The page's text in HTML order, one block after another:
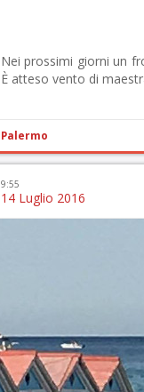
Nei prossimi giorni un
È atteso vento di
Palermo
9:55
14 Luglio 2016